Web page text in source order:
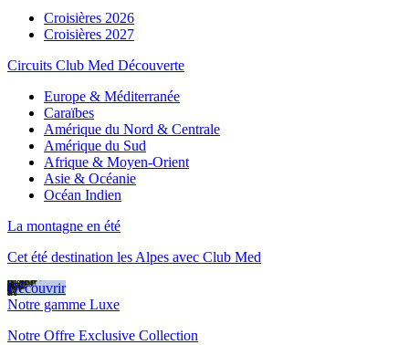
Croisières 2026
Croisières 2027
Circuits Club Med Découverte
Europe & Méditerranée
Caraïbes
Amérique du Nord & Centrale
Amérique du Sud
Afrique & Moyen-Orient
Asie & Océanie
Océan Indien
La montagne en été
Cet été destination les Alpes avec Club Med
Découvrir
Notre gamme Luxe
Notre Offre Exclusive Collection